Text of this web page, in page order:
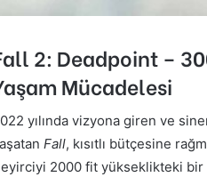
2: Deadpoint –
Mücadelesi
yılında vizyona giren ve
Fall, kısıtlı bütçesine
2000 fit yükseklikteki